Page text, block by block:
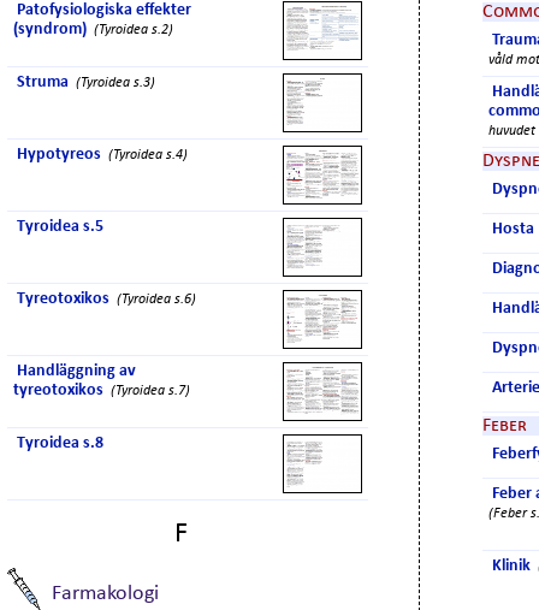
Patofysiologiska effekter
(syndrom) (Tyroidea s.2)
Struma (Tyroidea s.3)
Hypotyreos (Tyroidea s.4)
Tyroidea s.5
Tyreotoxikos (Tyroidea s.6)
Handläggning av
tyreotoxikos (Tyroidea s.7)
Tyroidea s.8
F
Farmakologi
våld
huvudet
Dyspne
Hosta
Feber
Feber
(Feber
Klinik